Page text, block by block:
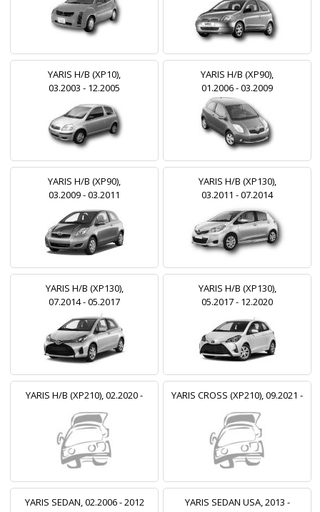
YARIS H/B (XP10),
03.2003 - 12.2005
YARIS H/B (XP90),
01.2006 - 03.2009
YARIS H/B (XP90),
03.2009 - 03.2011
YARIS H/B (XP130),
03.2011 - 07.2014
YARIS H/B (XP130),
07.2014 - 05.2017
YARIS H/B (XP130),
05.2017 - 12.2020
YARIS H/B (XP210), 02.2020 - YARIS CROSS (XP210), 09.2021 -
YARIS SEDAN, 02.2006 - 2012 YARIS SEDAN USA, 2013 -